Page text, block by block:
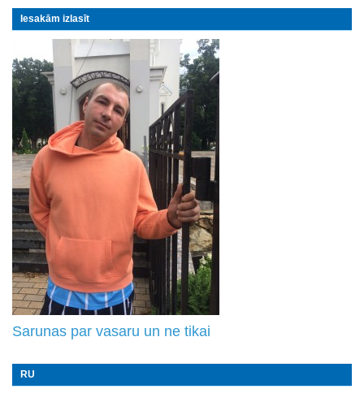
Iesakām izlasīt
Sarunas par vasaru un ne tikai
RU